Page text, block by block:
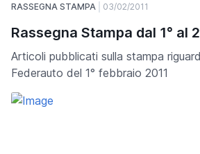
RASSEGNA STAMPA 03/02/2011
Rassegna Stampa dal 1° al
Articoli pubblicati sulla stampa
Federauto del 1° febbraio 2011